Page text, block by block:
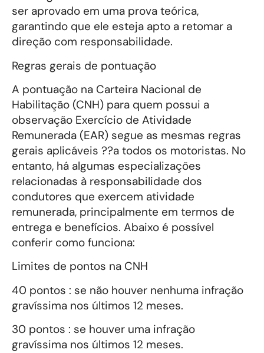
ser aprovado em uma prova teórica,
garantindo que ele esteja apto a retomar a
direção com responsabilidade.
Regras gerais de pontuação
A pontuação na Carteira Nacional de
Habilitação (CNH) para quem possui a
observação Exercício de Atividade
Remunerada (EAR) segue as mesmas regras
gerais aplicáveis ??a todos os motoristas. No
entanto, há algumas especializações
relacionadas à responsabilidade dos
condutores que exercem atividade
remunerada, principalmente em termos de
entrega e benefícios. Abaixo é possível
conferir como funciona:
Limites de pontos na CNH
40 pontos : se não houver nenhuma infração
gravíssima nos últimos 12 meses.
30 pontos : se houver uma infração
gravíssima nos últimos 12 meses.